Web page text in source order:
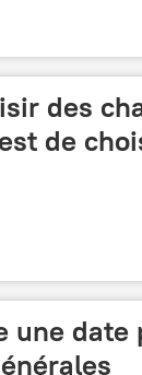
des
de
une date